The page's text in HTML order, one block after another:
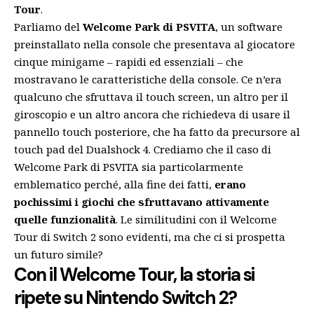
Tour.
Parliamo del Welcome Park di PSVITA, un software
preinstallato nella console che presentava al giocatore
cinque minigame – rapidi ed essenziali – che
mostravano le caratteristiche della console. Ce n’era
qualcuno che sfruttava il touch screen, un altro per il
giroscopio e un altro ancora che richiedeva di usare il
pannello touch posteriore, che ha fatto da precursore al
touch pad del Dualshock 4. Crediamo che il caso di
Welcome Park di PSVITA sia particolarmente
emblematico perché, alla fine dei fatti, erano
pochissimi i giochi che sfruttavano attivamente
quelle funzionalità. Le similitudini con il Welcome
Tour di Switch 2 sono evidenti, ma che ci si prospetta
un futuro simile?
Con il Welcome Tour, la storia si
ripete su Nintendo Switch 2?